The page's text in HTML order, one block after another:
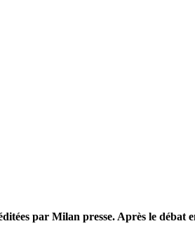
par Milan presse. Après le débat